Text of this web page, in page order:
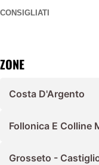
CONSIGLIATI
ZONE
Costa D'Argento
Follonica E Colline
Grosseto -